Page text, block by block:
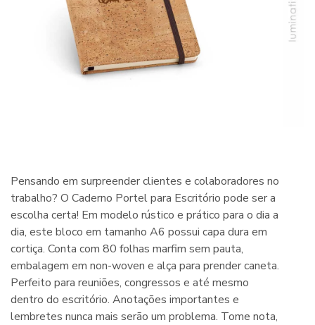
Pensando em surpreender clientes e colaboradores no
trabalho? O Caderno Portel para Escritório pode ser a
escolha certa! Em modelo rústico e prático para o dia a
dia, este bloco em tamanho A6 possui capa dura em
cortiça. Conta com 80 folhas marfim sem pauta,
embalagem em non-woven e alça para prender caneta.
Perfeito para reuniões, congressos e até mesmo
dentro do escritório. Anotações importantes e
lembretes nunca mais serão um problema. Tome nota,